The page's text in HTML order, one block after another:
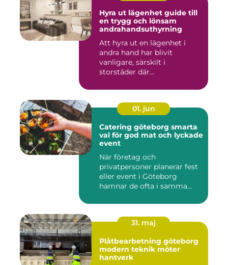
Hyra ut lägenhet guide till
en trygg och lönsam
andrahandsuthyrning
Att hyra ut en lägenhet i
andra hand har blivit
vanligare, särskilt i
storstäder där
01. jun
Catering göteborg smarta
val för god mat och lyckade
event
När företag och
privatpersoner planerar fest
eller event i Göteborg
hamnar de ofta i samma
31. maj
Plåtbearbetning göteborg
modern teknik möter
hantverk